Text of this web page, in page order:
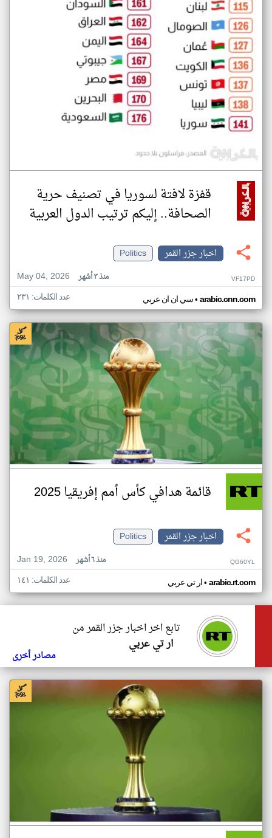
قفزة لافتة لسوريا في تصنيف حرية
الصحافة.. إليكم ترتيب الدول العربية
اخبار جزر القمر
Politics
May 04, 2026
منذ ٣ أشهر VF17PD
سي ان ان عربي• arabic.cnn.com عدد الكلمات: ٢٣١
قائمة هدافي كأس أمم إفريقيا 2025
اخبار جزر القمر
Politics
Jan 19, 2026
منذ ٦ أشهر QG60YL
ار تي عربي• arabic.rt.com عدد الكلمات: ١٤١
تابع اخر اخبار جزر القمر من
ار تي عربي
مصادر أخرى